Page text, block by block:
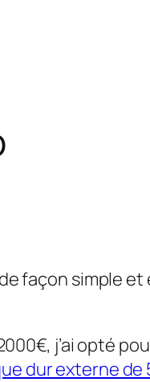
façon simple et
j’ai opté
dur externe de